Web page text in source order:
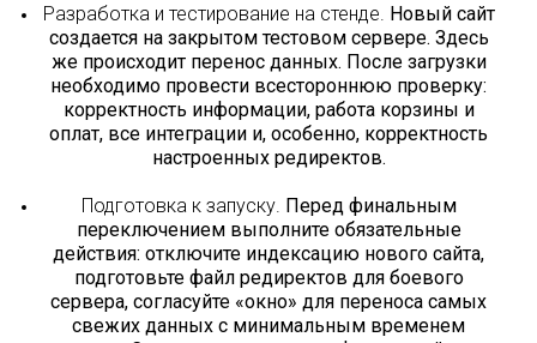
Разработка и тестирование на стенде. Новый сайт
создается на закрытом тестовом сервере. Здесь
же происходит перенос данных. После загрузки
необходимо провести всестороннюю проверку:
корректность информации, работа корзины и
оплат, все интеграции и, особенно, корректность
настроенных редиректов.
Подготовка к запуску. Перед финальным
переключением выполните обязательные
действия: отключите индексацию нового сайта,
подготовьте файл редиректов для боевого
сервера, согласуйте «окно» для переноса самых
свежих данных с минимальным временем